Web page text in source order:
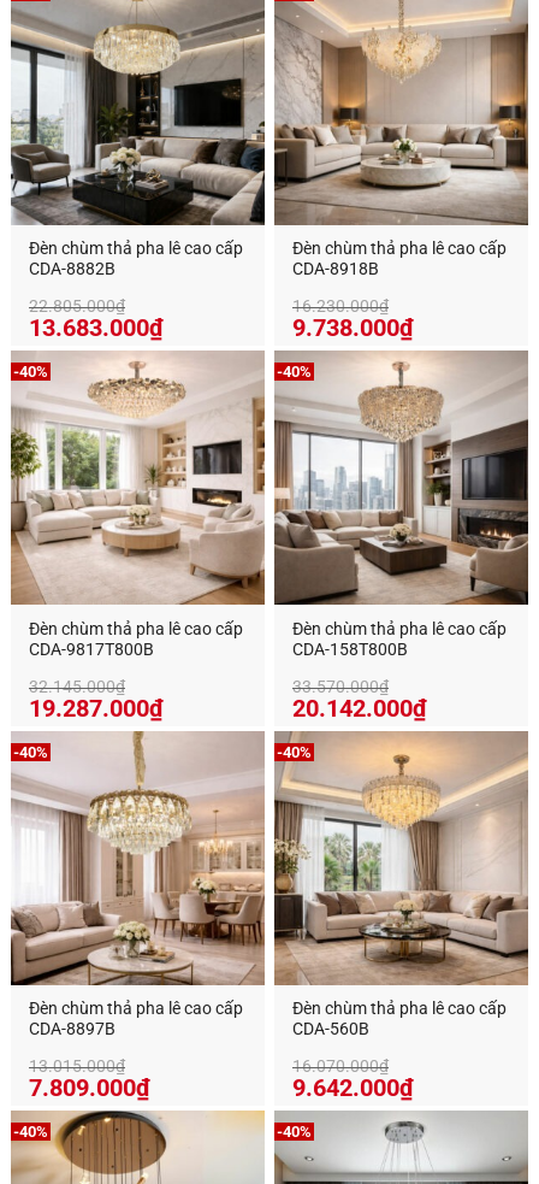
Đèn chùm thả pha lê cao cấp
CDA-8882B
22.805.000₫
13.683.000₫
Đèn chùm thả pha lê cao cấp
CDA-8918B
16.230.000₫
9.738.000₫
-40%
Đèn chùm thả pha lê cao cấp
CDA-9817T800B
32.145.000₫
Giá
gốc
là:
32.145.000₫.
19.287.000₫Giá
hiện
là:
19.287.000₫.
-40%
Đèn chùm thả pha lê cao cấp
CDA-158T800B
33.570.000₫
Giá
gốc
là:
33.570.000₫.
20.142.000₫Giá
hiện
là:
-40%
Đèn chùm thả pha lê cao cấp
CDA-8897B
13.015.000₫
7.809.000₫
-40%
Đèn chùm thả pha lê cao cấp
CDA-560B
16.070.000₫
9.642.000₫
-40% -40%